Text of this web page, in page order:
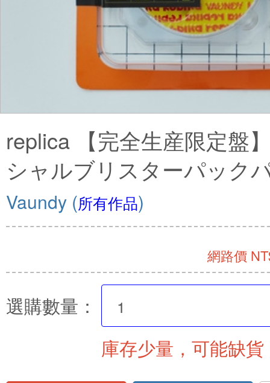
replica 【完全生産限定盤
シャルブリスターパック
Vaundy (所有作品)
網路價
選購數量：
庫存少量，可能缺貨